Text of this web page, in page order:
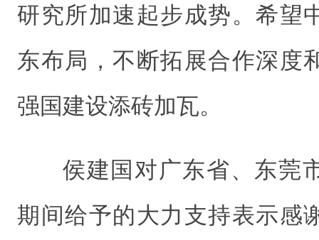
研究所加速起步成势。希望
东布局，不断拓展合作深度
强国建设添砖加瓦。
侯建国对广东省、东莞
期间给予的大力支持表示感